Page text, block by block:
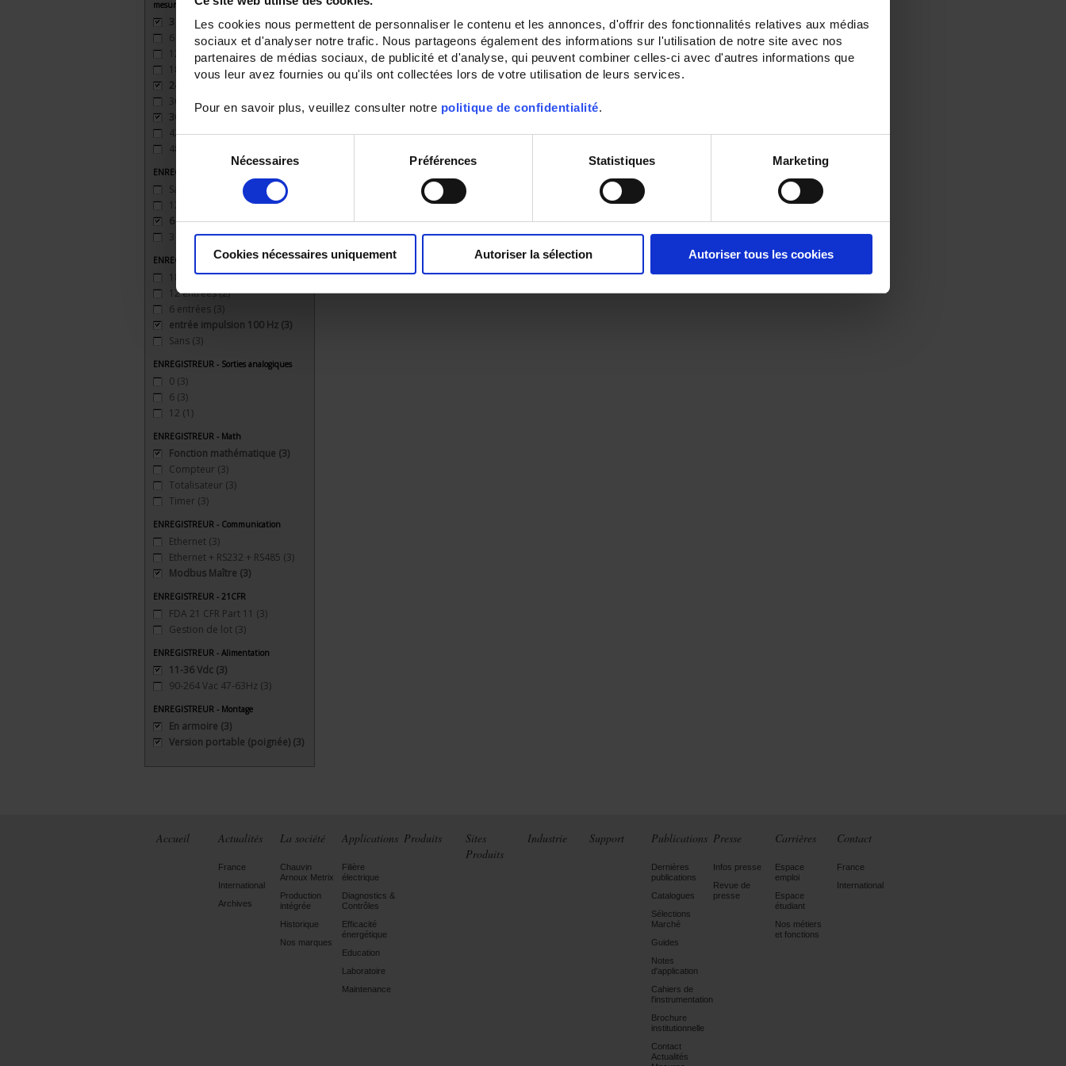
Les cookies nous permettent de personnaliser le contenu et les annonces, d'offrir des fonctionnalités relatives aux médias
sociaux et d'analyser notre trafic. Nous partageons également des informations sur l'utilisation de notre site avec nos
partenaires de médias sociaux, de publicité et d'analyse, qui peuvent combiner celles-ci avec d'autres informations que
vous leur avez fournies ou qu'ils ont collectées lors de votre utilisation de leurs services.
Pour en savoir plus, veuillez consulter notre politique de confidentialité.
Sélection
consentement
Nécessaires Préférences Statistiques Marketing
Cookies nécessaires uniquement Autoriser la sélection Autoriser tous les cookies
mesure
3
6
12
18
24
30
36
42(1)
48
ENREGISTREUR - Sorties relais
Sans
12 sorties
6 sorties(3)
3 sorties(3)
ENREGISTREUR - Entrées Logiques
18 entrées(1)
12 entrées(2)
6 entrées (3)
entrée impulsion 100 Hz (3)
Sans (3)
ENREGISTREUR - Sorties analogiques
0 (3)
6 (3)
12 (1)
ENREGISTREUR - Math
Fonction mathématique (3)
Compteur (3)
Totalisateur (3)
Timer (3)
ENREGISTREUR - Communication
Ethernet (3)
Ethernet + RS232 + RS485 (3)
Modbus Maître (3)
ENREGISTREUR - 21CFR
FDA 21 CFR Part 11 (3)
Gestion de lot (3)
ENREGISTREUR - Alimentation
11-36 Vdc (3)
90-264 Vac 47-63Hz (3)
ENREGISTREUR - Montage
En armoire (3)
Version portable (poignée) (3)
Accueil Actualités
France
International
Archives
La société
Chauvin
Arnoux Metrix
Production
intégrée
Historique
Nos marques
Applications
Filière
électrique
Diagnostics &
Contrôles
Efficacité
énergétique
Education
Laboratoire
Maintenance
Produits
Sites
Produits
Industrie Support Publications
Dernières
publications
Catalogues
Sélections
Marché
Guides
Notes
d'application
Cahiers de
l'instrumentation
Brochure
institutionnelle
Contact
Actualités
Presse
Infos presse
Revue de
presse
Carrières
Espace
emploi
Espace
étudiant
Nos métiers
et fonctions
Contact
France
International